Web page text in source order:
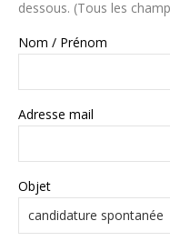
dessous. (Tous les
Nom / Prénom
Adresse mail
Objet